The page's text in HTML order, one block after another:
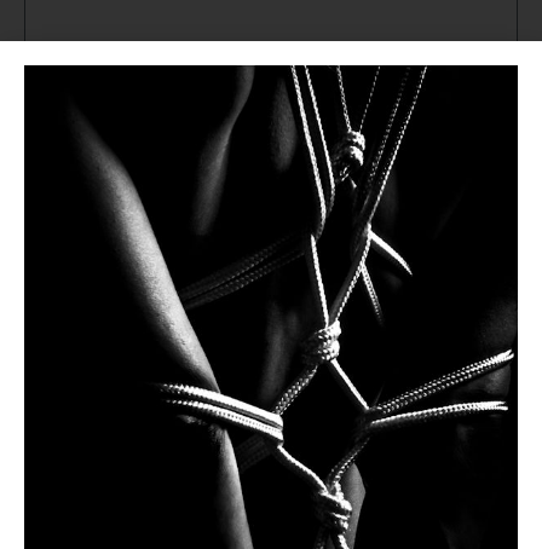
He leído y acepto la Politica de Privacidadde la Web
Enviar
También podemos hablar por:
Teléfono
(+34) 681 104 993